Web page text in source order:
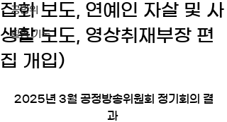
공방위
활동 기록
집회 보도, 연예인 자살 및 사
생활 보도, 영상취재부장 편
집 개입)
2025년 3월 공정방송위원회 정기회의 결
과